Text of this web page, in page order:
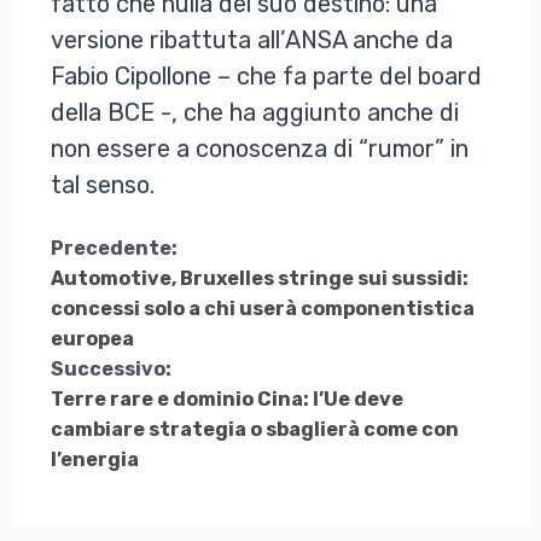
versione ribattuta all’ANSA anche da
Fabio Cipollone – che fa parte del board
della BCE -, che ha aggiunto anche di
non essere a conoscenza di “rumor” in
tal senso.
Continua
a
Leggere
Precedente:
Automotive, Bruxelles stringe sui sussidi:
concessi solo a chi userà componentistica
europea
Successivo:
Terre rare e dominio Cina: l’Ue deve
cambiare strategia o sbaglierà come con
l’energia